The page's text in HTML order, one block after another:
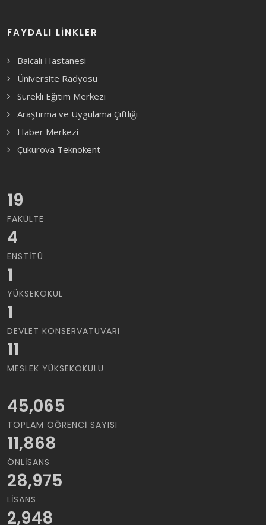
FAYDALI LINKLER
Balcalı Hastanesi
Üniversite Radyosu
Sürekli Eğitim Merkezi
Araştırma ve Uygulama Çiftliği
Haber Merkezi
Çukurova Teknokent
19
FAKÜLTE
4
ENSTITÜ
1
YÜKSEKOKUL
1
DEVLET KONSERVATUVARI
11
MESLEK YÜKSEKOKULU
45,065
TOPLAM ÖĞRENCI SAYISI
11,868
ÖNLISANS
28,975
LISANS
2,948